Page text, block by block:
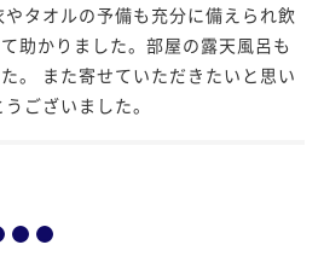
タオルの予備も充分に備えられ飲
助かりました。部屋の露天風呂も
。 また寄せていただきたいと思い
ございました。